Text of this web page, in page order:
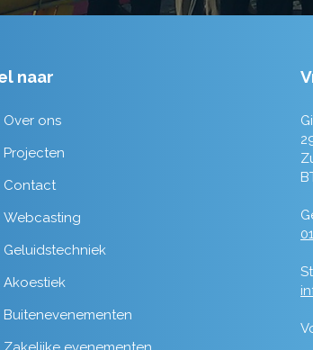
naar
Over ons
Projecten
Contact
Webcasting
Geluidstechniek
Akoestiek
Buitenevenementen